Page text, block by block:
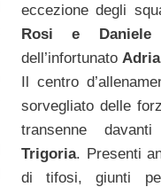
eccezione degli
Rosi e
dell’infortunato
Il centro
sorvegliato delle
transenne
Trigoria. Presenti
di tifosi, giunti